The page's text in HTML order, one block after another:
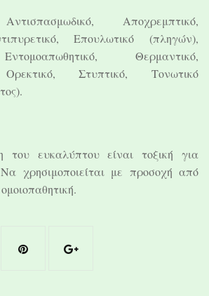
Αποχρεμπτικό,
Επουλωτικό (πληγών),
Θερμαντικό,
Ορεκτικό, Στυπτικό, Τονωτικό
του ευκαλύπτου είναι τοξική για
χρησιμοποιείται με προσοχή από